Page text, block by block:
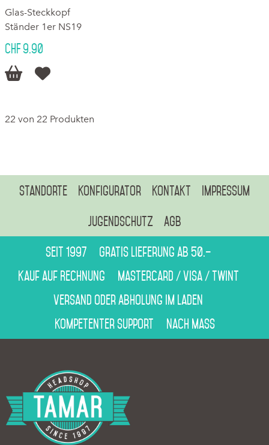
Glas-Steckkopf
Ständer 1er NS19
CHF 9.90
 
22 von 22 Produkten
Standorte Konfigurator Kontakt Impressum
Jugendschutz AGB
Seit 1997
Gratis Lieferung ab 50.–
Kauf auf Rechnung
Mastercard / Visa / Twint
Versand oder Abholung im Laden
Kompetenter Support
Nach Mass